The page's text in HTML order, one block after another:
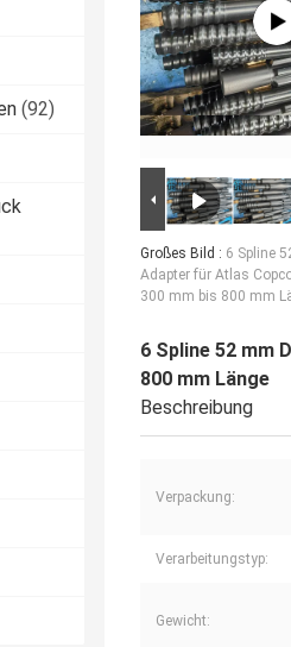
(92)
Großes Bild : 6 Spline
Adapter für Atlas
300 mm bis 800 mm
6 Spline 52 mm
800 mm Länge
Beschreibung
Verpackung:
Verarbeitungstyp:
Gewicht: